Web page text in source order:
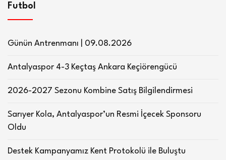
Futbol
Günün Antrenmanı | 09.08.2026
Antalyaspor 4-3 Keçtaş Ankara Keçiörengücü
2026-2027 Sezonu Kombine Satış Bilgilendirmesi
Sarıyer Kola, Antalyaspor’un Resmi İçecek Sponsoru
Oldu
Destek Kampanyamız Kent Protokolü ile Buluştu